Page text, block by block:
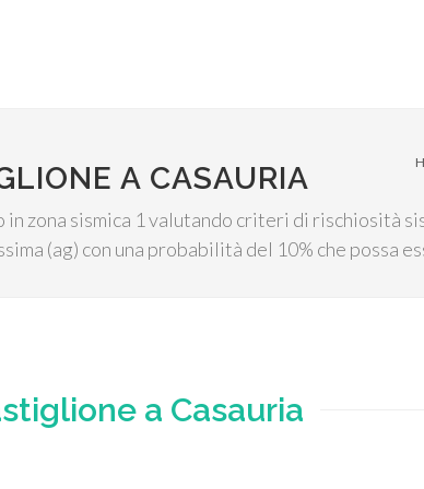
A CASAURIA
zona sismica 1 valutando criteri di rischiosità
(ag) con una probabilità del 10% che possa
a Casauria